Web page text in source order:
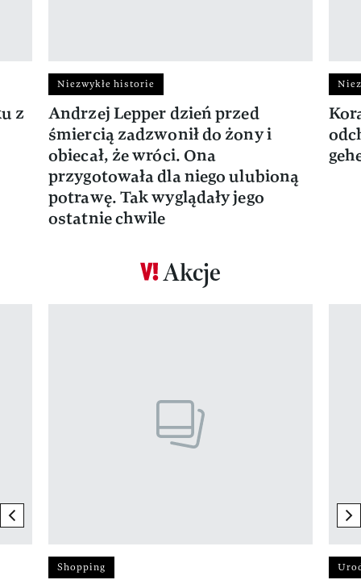
z
Niezwykłe historie
Andrzej Lepper dzień przed
śmiercią zadzwonił do żony i
obiecał, że wróci. Ona
przygotowała dla niego ulubioną
potrawę. Tak wyglądały jego
ostatnie chwile
Akcje
previous element
Shopping